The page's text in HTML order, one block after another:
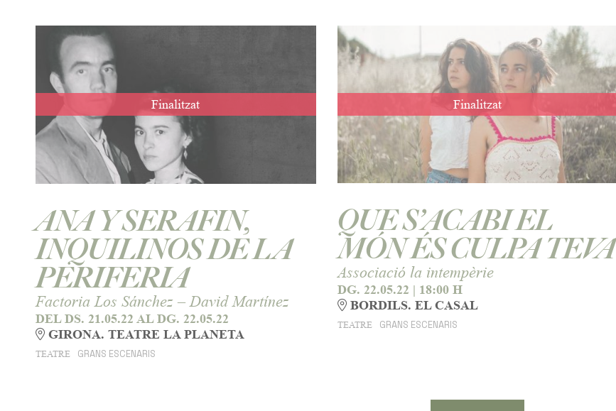
Finalitzat
ANA Y SERAFIN,
INQUILINOS DE LA
PERIFERIA
Factoria Los Sánchez – David Martínez
DEL DS. 21.05.22 AL DG. 22.05.22
GIRONA. TEATRE LA PLANETA
TEATRE GRANS ESCENARIS
Finalitzat
QUE S’ACABI EL
MÓN ÉS CULPA TEVA
Associació la intempèrie
DG. 22.05.22 | 18:00 H
BORDILS. EL CASAL
TEATRE GRANS ESCENARIS